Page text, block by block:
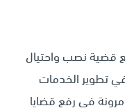
قضية نصب واحتيال
تطوير الخدمات
في رفع قضايا